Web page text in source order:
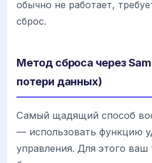
обычно не работает,
сброс.
Метод сброса через
потери данных)
Самый щадящий способ
— использовать функцию
управления. Для этого